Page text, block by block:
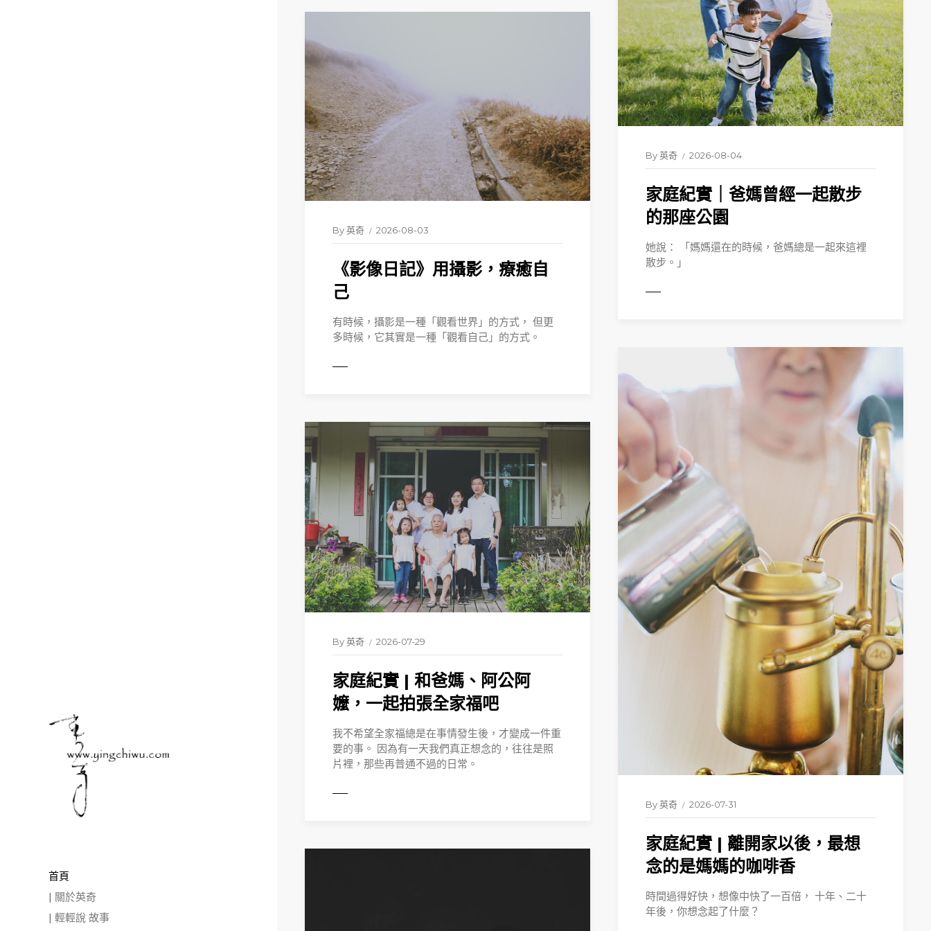
首頁
| 關於英奇
| 輕輕說 故事
By英奇 2026-08-04
家庭紀實｜爸媽曾經一起散步
的那座公園
她說： 「媽媽還在的時候，爸媽總是一起來這裡
散步。」
By英奇 2026-08-03
《影像日記》用攝影，療癒自
己
有時候，攝影是一種「觀看世界」的方式， 但更
多時候，它其實是一種「觀看自己」的方式。
By英奇 2026-07-31
家庭紀實 | 離開家以後，最想
念的是媽媽的咖啡香
時間過得好快，想像中快了一百倍， 十年、二十
年後，你想念起了什麼？
By英奇 2026-07-29
家庭紀實 | 和爸媽、阿公阿
嬤，一起拍張全家福吧
我不希望全家福總是在事情發生後，才變成一件重
要的事。 因為有一天我們真正想念的，往往是照
片裡，那些再普通不過的日常。